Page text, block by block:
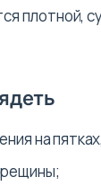
плотной,
на